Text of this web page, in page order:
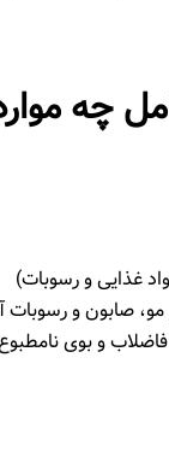
چه
غذایی و رسوبات)
صابون و
و بوی